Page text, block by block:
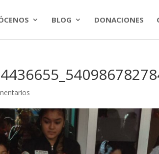
BLOG DONACIONES